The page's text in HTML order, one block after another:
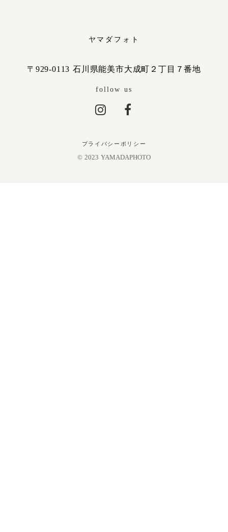
ヤマダフォト
〒929-0113 石川県能美市大成町２丁目７番地
follow us
プライバシーポリシー
© 2023 YAMADAPHOTO